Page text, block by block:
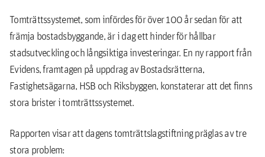
Tomträttssystemet, som infördes för över 100 år sedan för att
främja bostadsbyggande, är i dag ett hinder för hållbar
stadsutveckling och långsiktiga investeringar. En ny rapport från
Evidens, framtagen på uppdrag av Bostadsrätterna,
Fastighetsägarna, HSB och Riksbyggen, konstaterar att det finns
stora brister i tomträttssystemet.
Rapporten visar att dagens tomträttslagstiftning präglas av tre
stora problem: